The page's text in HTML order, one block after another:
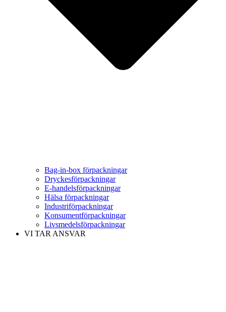
Bag-in-box förpackningar
Dryckesförpackningar
E-handelsförpackningar
Hälsa förpackningar
Industriförpackningar
Konsumentförpackningar
Livsmedelsförpackningar
VI TAR ANSVAR